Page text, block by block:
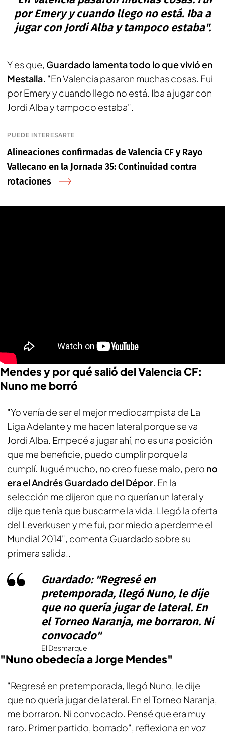
por Emery y cuando llego no está. Iba a
jugar con Jordi Alba y tampoco estaba".
Y es que, Guardado lamenta todo lo que vivió en
Mestalla. "En Valencia pasaron muchas cosas. Fui
por Emery y cuando llego no está. Iba a jugar con
Jordi Alba y tampoco estaba".
PUEDE INTERESARTE
Alineaciones confirmadas de Valencia CF y Rayo
Vallecano en la Jornada 35: Continuidad contra
rotaciones
Mendes y por qué salió del Valencia CF:
Nuno me borró
"Yo venía de ser el mejor mediocampista de La
Liga Adelante y me hacen lateral porque se va
Jordi Alba. Empecé a jugar ahí, no es una posición
que me beneficie, puedo cumplir porque la
cumplí. Jugué mucho, no creo fuese malo, pero no
era el Andrés Guardado del Dépor. En la
selección me dijeron que no querían un lateral y
dije que tenía que buscarme la vida. Llegó la oferta
del Leverkusen y me fui, por miedo a perderme el
Mundial 2014", comenta Guardado sobre su
primera salida..
Guardado: "Regresé en
pretemporada, llegó Nuno, le dije
que no quería jugar de lateral. En
el Torneo Naranja, me borraron. Ni
convocado"
El Desmarque
"Nuno obedecía a Jorge Mendes"
"Regresé en pretemporada, llegó Nuno, le dije
que no quería jugar de lateral. En el Torneo Naranja,
me borraron. Ni convocado. Pensé que era muy
raro. Primer partido, borrado", reflexiona en voz